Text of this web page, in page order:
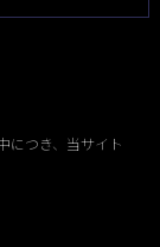
につき、当サイト